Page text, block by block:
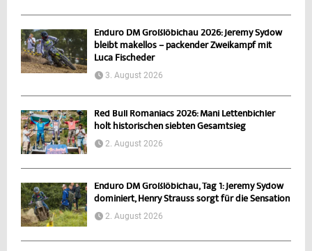
Enduro DM Großlöbichau 2026: Jeremy Sydow
bleibt makellos – packender Zweikampf mit
Luca Fischeder
3. August 2026
Red Bull Romaniacs 2026: Mani Lettenbichler
holt historischen siebten Gesamtsieg
2. August 2026
Enduro DM Großlöbichau, Tag 1: Jeremy Sydow
dominiert, Henry Strauss sorgt für die Sensation
2. August 2026